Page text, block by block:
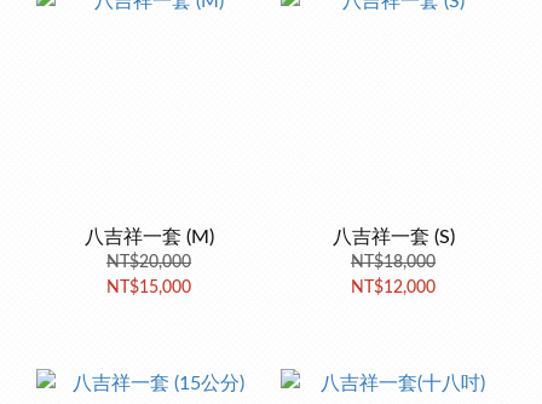
八吉祥一套 (M)
NT$20,000
NT$15,000
八吉祥一套 (S)
NT$18,000
NT$12,000